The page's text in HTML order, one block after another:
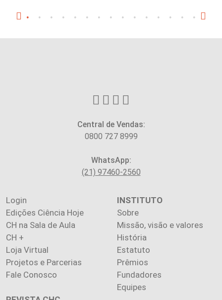
Central de Vendas:
0800 727 8999
WhatsApp:
(21) 97460-2560
Login
Edições Ciência Hoje
CH na Sala de Aula
CH +
Loja Virtual
Projetos e Parcerias
Fale Conosco
INSTITUTO
Sobre
Missão, visão e valores
História
Estatuto
Prêmios
Fundadores
Equipes